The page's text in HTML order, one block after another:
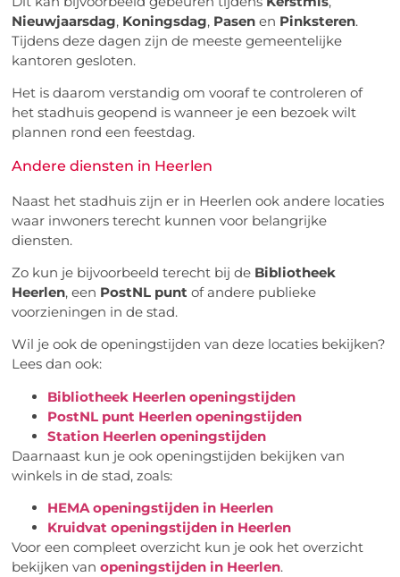
Nieuwjaarsdag, Koningsdag, Pasen en Pinksteren.
Tijdens deze dagen zijn de meeste gemeentelijke
kantoren gesloten.
Het is daarom verstandig om vooraf te controleren of
het stadhuis geopend is wanneer je een bezoek wilt
plannen rond een feestdag.
Andere diensten in Heerlen
Naast het stadhuis zijn er in Heerlen ook andere locaties
waar inwoners terecht kunnen voor belangrijke
diensten.
Zo kun je bijvoorbeeld terecht bij de Bibliotheek
Heerlen, een PostNL punt of andere publieke
voorzieningen in de stad.
Wil je ook de openingstijden van deze locaties bekijken?
Lees dan ook:
Bibliotheek Heerlen openingstijden
PostNL punt Heerlen openingstijden
Station Heerlen openingstijden
Daarnaast kun je ook openingstijden bekijken van
winkels in de stad, zoals:
HEMA openingstijden in Heerlen
Kruidvat openingstijden in Heerlen
Voor een compleet overzicht kun je ook het overzicht
bekijken vanopeningstijden in Heerlen.